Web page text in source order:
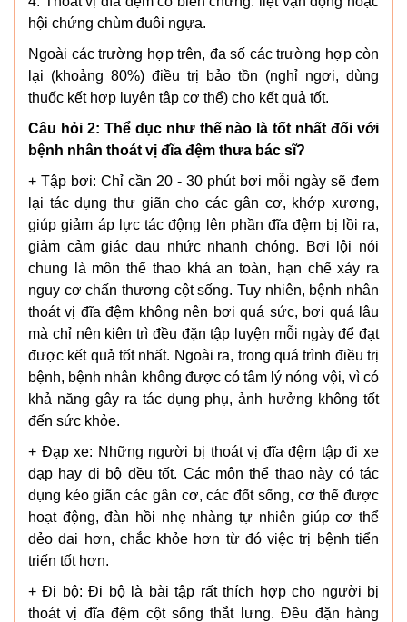
hội chứng chùm đuôi ngựa.
Ngoài các trường hợp trên, đa số các trường hợp còn
lại (khoảng 80%) điều trị bảo tồn (nghỉ ngơi, dùng
thuốc kết hợp luyện tập cơ thể) cho kết quả tốt.
Câu hỏi 2: Thể dục như thế nào là tốt nhất đối với
bệnh nhân thoát vị đĩa đệm thưa bác sĩ?
+ Tập bơi: Chỉ cần 20 - 30 phút bơi mỗi ngày sẽ đem
lại tác dụng thư giãn cho các gân cơ, khớp xương,
giúp giảm áp lực tác động lên phần đĩa đệm bị lồi ra,
giảm cảm giác đau nhức nhanh chóng. Bơi lội nói
chung là môn thể thao khá an toàn, hạn chế xảy ra
nguy cơ chấn thương cột sống. Tuy nhiên, bệnh nhân
thoát vị đĩa đệm không nên bơi quá sức, bơi quá lâu
mà chỉ nên kiên trì đều đặn tập luyện mỗi ngày để đạt
được kết quả tốt nhất. Ngoài ra, trong quá trình điều trị
bệnh, bệnh nhân không được có tâm lý nóng vội, vì có
khả năng gây ra tác dụng phụ, ảnh hưởng không tốt
đến sức khỏe.
+ Đạp xe: Những người bị thoát vị đĩa đệm tập đi xe
đạp hay đi bộ đều tốt. Các môn thể thao này có tác
dụng kéo giãn các gân cơ, các đốt sống, cơ thể được
hoạt động, đàn hồi nhẹ nhàng tự nhiên giúp cơ thể
dẻo dai hơn, chắc khỏe hơn từ đó việc trị bệnh tiển
triến tốt hơn.
+ Đi bộ: Đi bộ là bài tập rất thích hợp cho người bị
thoát vị đĩa đệm cột sống thắt lưng. Đều đặn hàng